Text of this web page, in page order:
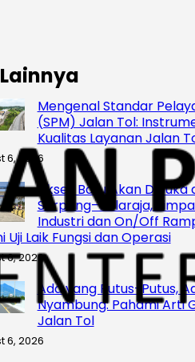
Mengenal Standar
(SPM) Jalan Tol:
Kualitas Layanan Jalan
6, 2026
Akses Baru Akan Dibuka
Serpong–Balaraja,
Industri dan On/Off
Uji Laik Fungsi dan Operasi
6, 2026
Ada yang Putus-Putus,
Nyambung: Pahami Arti
Jalan Tol
6, 2026